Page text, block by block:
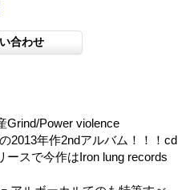
Grind/Power violence
2013年作2ndアルバム！！！cd
ースで今作はIron lung records